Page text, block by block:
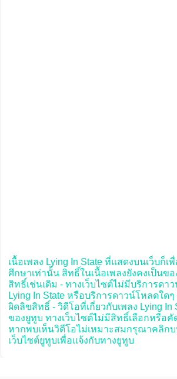
เนื้อเพลง Lying In State ที่แสดงบนเว็บก็เ
ศึกษาเท่านั้น สิทธิ์ในเนื้อเพลงยังคงเป็นข
สิทธิ์เช่นเดิม - ทางเว็บไซต์ไม่มีบริการดา
Lying In State หรือบริการดาวน์โหลดใด
ผิดลิขสิทธิ์ - วิดีโอที่เกี่ยวกับเพลง Lying In
ของยูทูบ ทางเว็บไซต์ไม่มีสิทธิ์เลือกหรือคั
หากพบเห็นวิดีโอไม่เหมาะสมกรุณาคลิก
เว็บไซต์ยูทูบเพื่อแจ้งกับทางยูทูบ